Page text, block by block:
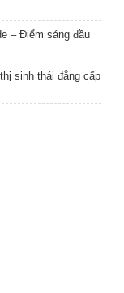
– Điểm sáng đầu
sinh thái đẳng cấp